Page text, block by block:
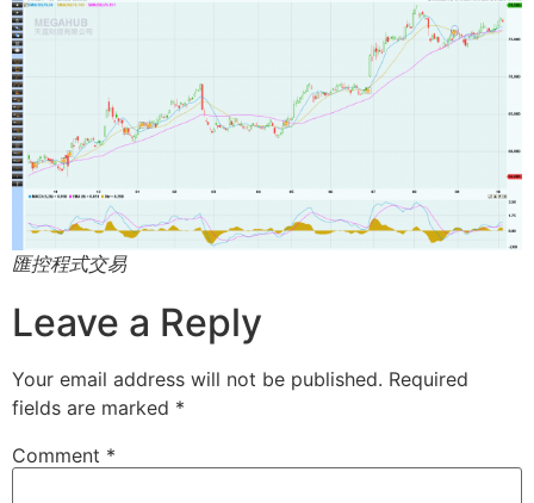
匯控程式交易
Leave a Reply
Your email address will not be published. Required
fields are marked *
Comment *